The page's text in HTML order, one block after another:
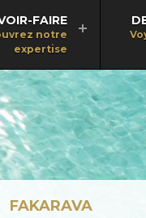
FAIRE
notre
expertise
FAKARAVA